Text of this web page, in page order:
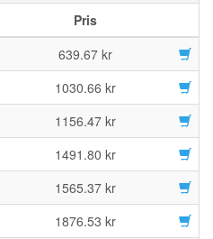
Pris
639.67 kr
1030.66 kr
1156.47 kr
1491.80 kr
1565.37 kr
1876.53 kr